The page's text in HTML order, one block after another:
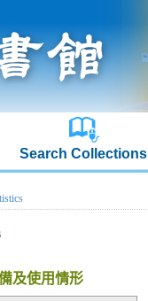
Search Collections
及使用情形